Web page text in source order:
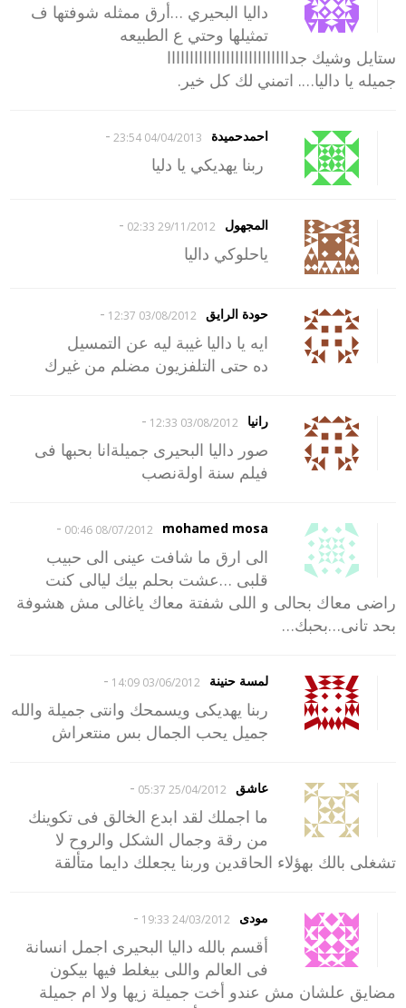
داليا البحيري …أرق ممثله شوفتها ف
تمثيلها وحتي ع الطبيعه
ستايل وشيك جدااااااااااااااااااااااااااا
جميله يا داليا…. اتمني لك كل خير.
احمدحميدة 04/04/2013 23:54
-
ربنا يهديكي يا دليا
المجهول 29/11/2012 02:33
-
ياحلوكي داليا
حودة الرايق 03/08/2012 12:37
-
ايه يا داليا غيبة ليه عن التمسيل
ده حتى التلفزيون مضلم من غيرك
رانيا 03/08/2012 12:33
-
صور داليا البحيرى جميلةانا بحبها فى
فيلم سنة اولةنصب
mohamed mosa
08/07/2012 00:46
-
الى ارق ما شافت عينى الى حبيب
قلبى …عشت بحلم بيك ليالى كنت
راضى معاك بحالى و اللى شفتة معاك ياغالى مش هشوفة
بحد تانى…بحبك…
لمسة حنينة 03/06/2012 14:09
-
ربنا يهديكى ويسمحك وانتى جميلة والله
جميل يحب الجمال بس منتعراش
عاشق 25/04/2012 05:37
-
ما اجملك لقد ابدع الخالق فى تكوينك
من رقة وجمال الشكل والروح لا
تشغلى بالك بهؤلاء الحاقدين وربنا يجعلك دايما متألقة
مودى 24/03/2012 19:33
-
أقسم بالله داليا البحيرى اجمل انسانة
فى العالم واللى بيغلط فيها بيكون
مضايق علشان مش عندو أخت جميلة زيها ولا ام جميلة